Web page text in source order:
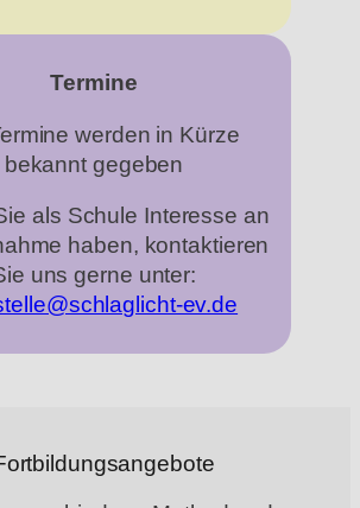
Termine
werden in Kürze
bekannt gegeben
als Schule Interesse an
haben, kontaktieren
uns gerne unter:
ev.de